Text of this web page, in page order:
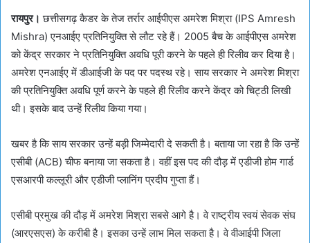
रायपुर।छत्तीसगढ़ कैडर के तेज तर्रार आईपीएस अमरेश मिश्रा (IPS Amresh
Mishra) एनआईए प्रतिनियुक्ति से लौट रहे हैं। 2005 बैच के आईपीएस अमरेश
को केंद्र सरकार ने प्रतिनियुक्ति अवधि पूरी करने के पहले ही रिलीव कर दिया है।
अमरेश एनआईए में डीआईजी के पद पर पदस्थ रहे। साय सरकार ने अमरेश मिश्रा
की प्रतिनियुक्ति अवधि पूर्ण करने के पहले ही रिलीव करने केंद्र को चिट्ठी लिखी
थी। इसके बाद उन्हें रिलीव किया गया।
खबर है कि साय सरकार उन्हें बड़ी जिम्मेदारी दे सकती है। बताया जा रहा है कि उन्हें
एसीबी (ACB) चीफ बनाया जा सकता है। वहीं इस पद की दौड़ में एडीजी होम गार्ड
एसआरपी कल्लूरी और एडीजी प्लानिंग प्रदीप गुप्ता हैं।
एसीबी प्रमुख की दौड़ में अमरेश मिश्रा सबसे आगे है। वे राष्ट्रीय स्वयं सेवक संघ
(आरएसएस) के करीबी है। इसका उन्हें लाभ मिल सकता है। वे वीआईपी जिला